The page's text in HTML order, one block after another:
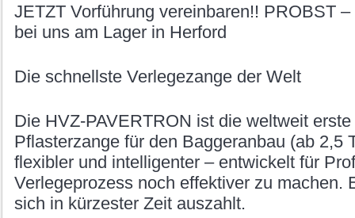
JETZT Vorführung vereinbaren!! PROBST
bei uns am Lager in Herford
Die schnellste Verlegezange der Welt
Die HVZ-PAVERTRON ist die weltweit
Pflasterzange für den Bagger­anbau (ab 2,5
flexibler und intelligenter – entwickelt für
Verlegeprozess noch effektiver zu machen.
sich in kürzester Zeit auszahlt.